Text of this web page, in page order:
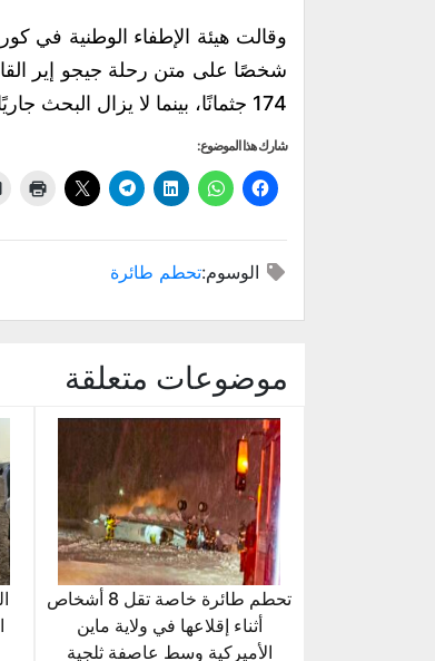
شخصًا على متن رحلة جيجو إير
174 جثمانًا، بينما لا يزال البحث جاريًا عن 5 آخرين.
شارك هذا الموضوع:
الوسوم:تحطم طائرة
موضوعات متعلقة
تحطم طائرة خاصة تقل 8 أشخاص
أثناء إقلاعها في ولاية ماين
الأميركية وسط عاصفة ثلجية